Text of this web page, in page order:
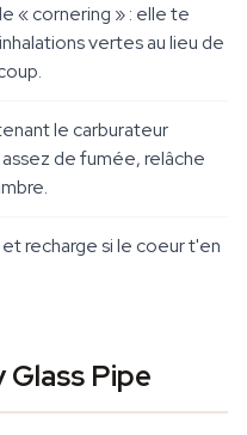
« cornering » : elle te
vertes au lieu de
le carburateur
de fumée, relâche
recharge si le coeur t'en
Pipe